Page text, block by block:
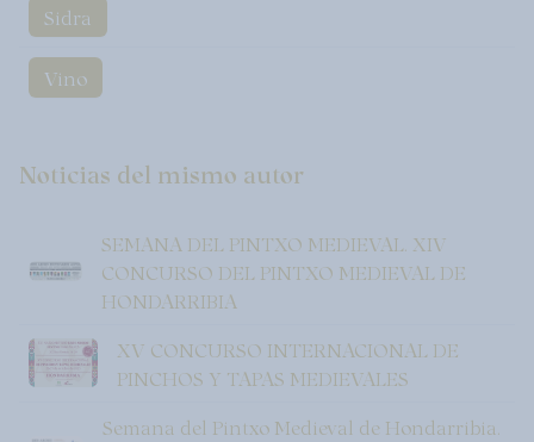
Sidra
Vino
Noticias del mismo autor
SEMANA DEL PINTXO MEDIEVAL. XIV
CONCURSO DEL PINTXO MEDIEVAL DE
HONDARRIBIA
XV CONCURSO INTERNACIONAL DE
PINCHOS Y TAPAS MEDIEVALES
Semana del Pintxo Medieval de Hondarribia.